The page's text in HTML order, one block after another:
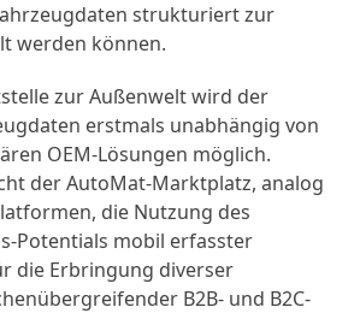
strukturiert zur
werden können.
zur Außenwelt wird der
erstmals unabhängig von
OEM-Lösungen möglich.
der AutoMat-Marktplatz, analog
die Nutzung des
Potentials mobil erfasster
die Erbringung diverser
B2B- und B2C-